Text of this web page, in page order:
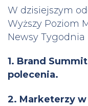
W dzisiejszym
Wyższy Poziom
Newsy
1. Brand
polecenia.
2. Marketerzy w